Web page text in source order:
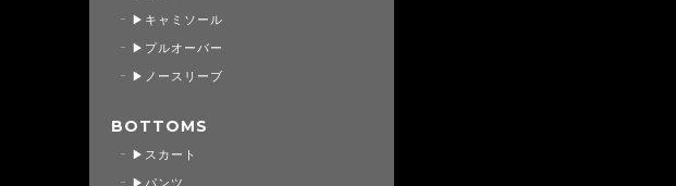
▶キャミソール
▶プルオーバー
▶ノースリーブ
BOTTOMS
▶スカート
▶パンツ